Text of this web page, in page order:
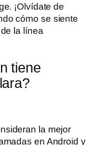
¡Olvídate de
cómo se siente
la línea
tiene
la mejor
en Android y